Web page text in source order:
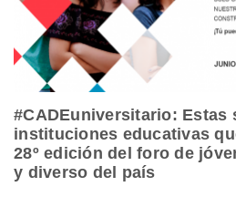
#CADEuniversitario: Estas
instituciones educativas
28º edición del foro de
y diverso del país